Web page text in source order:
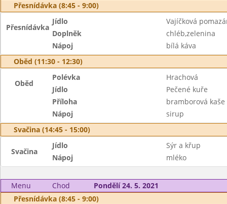
Přesnídávka (8:45 - 9:00)
Přesnídávka
Jídlo
Vajíčková
Doplněk
chléb,zelenina
Nápoj
bílá káva
Oběd (11:30 - 12:30)
Oběd
Polévka
Hrachová
Jídlo
Pečené kuře
Příloha
bramborová kaše
Nápoj
sirup
Svačina (14:45 - 15:00)
Svačina
Jídlo
Sýr a křup
Nápoj
mléko
Menu Chod
Pondělí 24. 5. 2021
Přesnídávka (8:45 - 9:00)